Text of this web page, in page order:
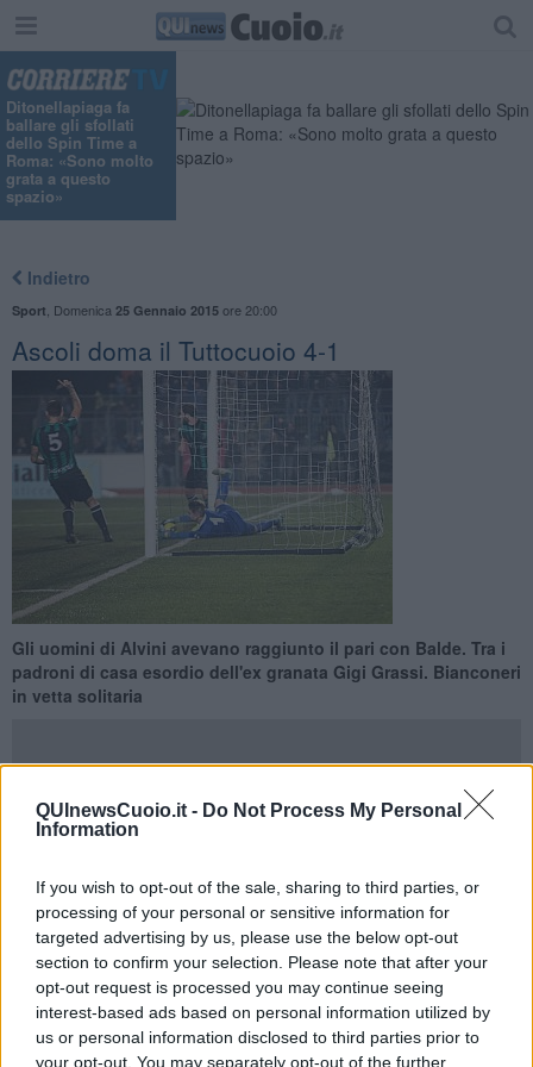
QUInewsCuoio.it - Do Not Process My Personal
Information
If you wish to opt-out of the sale, sharing to third parties, or
processing of your personal or sensitive information for
targeted advertising by us, please use the below opt-out
section to confirm your selection. Please note that after your
opt-out request is processed you may continue seeing
interest-based ads based on personal information utilized by
us or personal information disclosed to third parties prior to
your opt-out. You may separately opt-out of the further
Ditonellapiaga fa
ballare gli sfollati
dello Spin Time a
Roma: «Sono molto
grata a questo
spazio»
Indietro
Sport Domenica 25 Gennaio 2015ore 20:00
Ascoli doma il Tuttocuoio 4-1
Gli uomini di Alvini avevano raggiunto il pari con Balde. Tra i
padroni di casa esordio dell'ex granata Gigi Grassi. Bianconeri
in vetta solitaria
sconfitta che fa maleanche se il passivo è troppo ampio rispetta
a quanto visto durante i novanta minuti.
La cronaca
vede subito in vantaggio i padroni di casa con una
spettacolare rovesciata di Mustacchio al 3'. Pareggiano i neroverdi
con Balde al 33' ma i bianconeri si riportano avanti con un rigore
trasformato da Altinier allo scadere del primo tempo.